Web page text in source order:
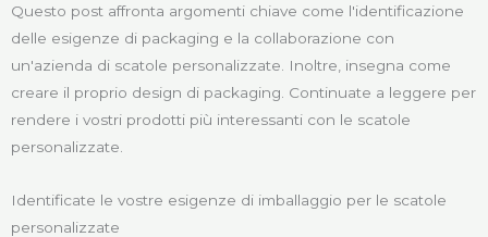
Questo post affronta argomenti chiave come l'identificazione
delle esigenze di packaging e la collaborazione con
un'azienda di scatole personalizzate. Inoltre, insegna come
creare il proprio design di packaging. Continuate a leggere per
rendere i vostri prodotti più interessanti con le scatole
personalizzate.
Identificate le vostre esigenze di imballaggio per le scatole
personalizzate